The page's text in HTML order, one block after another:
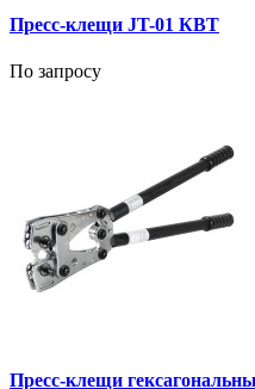
Пресс-клещи JT-01 КВТ
По запросу
Пресс-клещи